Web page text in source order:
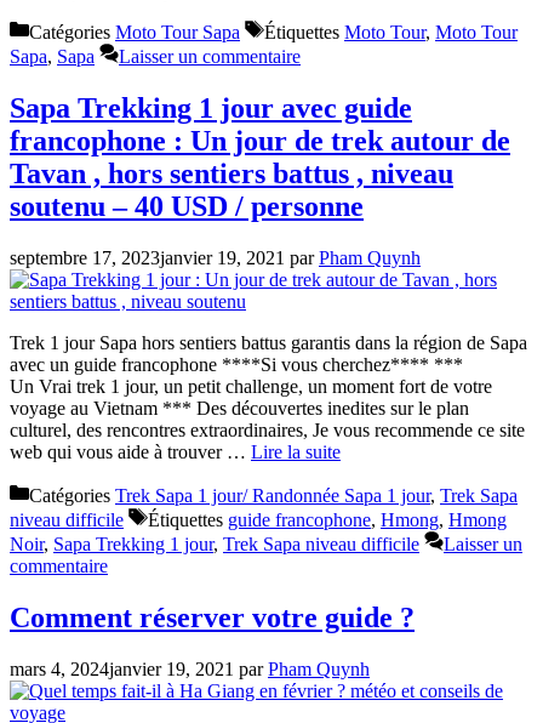
Catégories Moto Tour Sapa Étiquettes Moto Tour, Moto Tour
Sapa, Sapa Laisser un commentaire
Sapa Trekking 1 jour avec guide
francophone : Un jour de trek autour de
Tavan , hors sentiers battus , niveau
soutenu – 40 USD / personne
septembre 17, 2023janvier 19, 2021 parPham Quynh
Trek 1 jour Sapa hors sentiers battus garantis dans la région de Sapa
avec un guide francophone ****Si vous cherchez**** ***
Un Vrai trek 1 jour, un petit challenge, un moment fort de votre
voyage au Vietnam *** Des découvertes inedites sur le plan
culturel, des rencontres extraordinaires, Je vous recommende ce site
web qui vous aide à trouver … Lire la suite
Catégories Trek Sapa 1 jour/ Randonnée Sapa 1 jour, Trek Sapa
niveau difficile
Étiquettes guide francophone, Hmong, Hmong
Noir, Sapa Trekking 1 jour, Trek Sapa niveau difficile
Laisser un
commentaire
Comment réserver votre guide ?
mars 4, 2024janvier 19, 2021 parPham Quynh